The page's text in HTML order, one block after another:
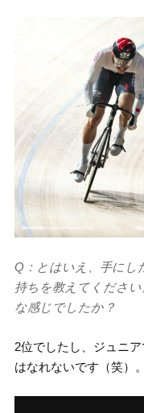
Q：とはいえ、手にし
持ちを教えてくださ
な感じでしたか？
2位でしたし、ジュニ
はなれないです（笑）。